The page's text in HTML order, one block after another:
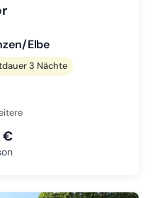
Elbe
3 Nächte
€